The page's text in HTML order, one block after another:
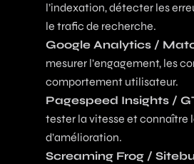
l’indexation, détecter les
le trafic de recherche.
Google Analytics /
mesurer l’engagement, les
comportement utilisateur.
Pagespeed Insights /
tester la vitesse et connaître
d’amélioration.
Screaming Frog /